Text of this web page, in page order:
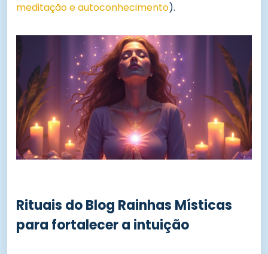
meditação e autoconhecimento).
Rituais do Blog Rainhas Místicas
para fortalecer a intuição